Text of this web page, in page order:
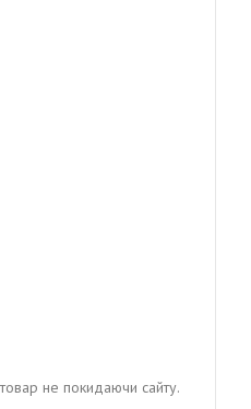
не покидаючи сайту.